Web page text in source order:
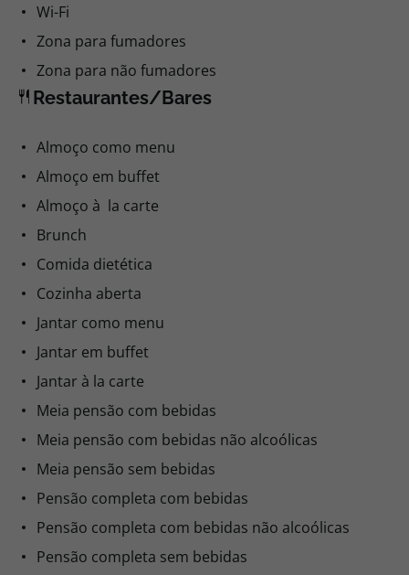
Wi-Fi
Zona para fumadores
Zona para não fumadores
Restaurantes/Bares
Almoço como menu
Almoço em buffet
Almoço à la carte
Brunch
Comida dietética
Cozinha aberta
Jantar como menu
Jantar em buffet
Jantar à la carte
Meia pensão com bebidas
Meia pensão com bebidas não alcoólicas
Meia pensão sem bebidas
Pensão completa com bebidas
Pensão completa com bebidas não alcoólicas
Pensão completa sem bebidas